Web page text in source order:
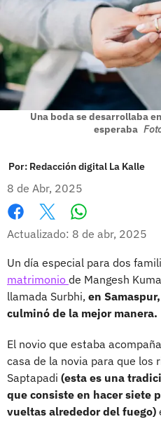
Una boda se desarrollaba
esperaba
Por: Redacción digital La Kalle
8 de Abr, 2025
Facebook
X
Actualizado: 8 de abr, 2025
Un día especial para dos
matrimonio de Mangesh
llamada Surbhi, en
culminó de la mejor manera.
El novio que estaba
casa de la novia para que los
Saptapadi (esta es una
que consiste en hacer siete
vueltas alrededor del fuego)